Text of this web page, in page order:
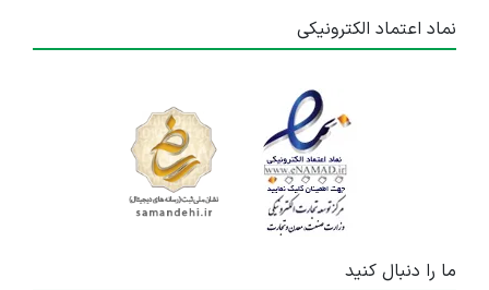
نماد اعتماد الکترونیکی
ما را دنبال کنید